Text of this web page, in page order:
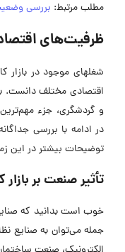
مطلب مرتبط: بررسی
ظرفیت‌های
شغلهای موجود در بازار
اقتصادی مختلف دانست.
و گردشگری، جزء
در ادامه با بررسی
توضیحات بیشتر در این
تأثیر صنعت بر بازار
خوب است بدانید که
جمله می‌توان به صنایع